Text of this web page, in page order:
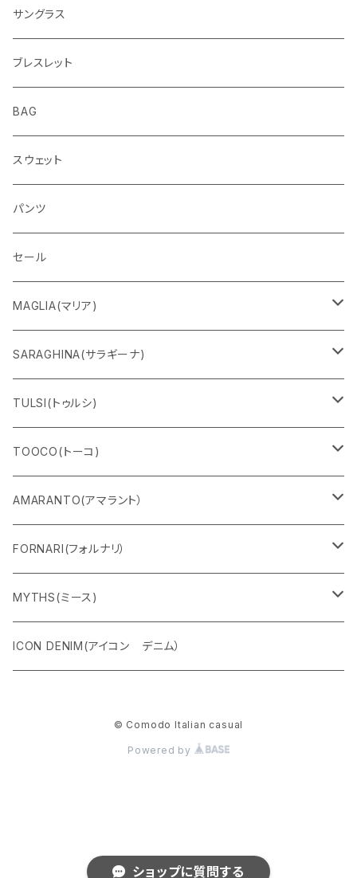
ショップに質問する
ETERNAL
サングラス
ブレスレット
BAG
スウェット
パンツ
セール
MAGLIA(マリア)
Ｔシャツ
スウェット
ロングＴシャツ
パンツ
フーディー
ZIPパーカー
ハーフスリーブ
SARAGHINA(サラギーナ)
サングラス
メガネフレーム
マスク
TULSI(トゥルシ)
ブレスレット
リング
ベルト
バック
TOOCO(トーコ)
シャルパベスト
水着
カーディガン
シャツ
AMARANTO(アマラント）
セーター
カーディガン
コート
FORNARI(フォルナリ）
リバーシブルバッグ
ストール
MYTHS(ミース)
パンツ
ICON DENIM(アイコン デニム）
© Comodo Italian casual
Powered by